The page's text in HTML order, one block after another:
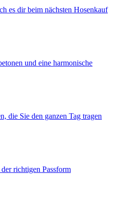
es dir beim nächsten Hosenkauf
und eine harmonische
die Sie den ganzen Tag tragen
richtigen Passform